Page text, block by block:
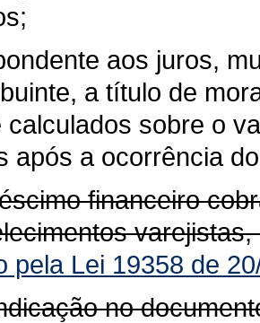
aos juros,
a título de
calculados sobre o
após a ocorrência
financeiro
pela Lei 19358 de
no